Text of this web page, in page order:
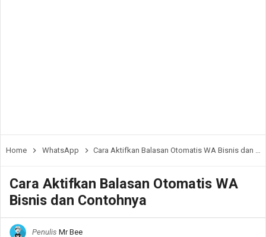
Home WhatsApp Cara Aktifkan Balasan Otomatis WA Bisnis dan Contohnya
Cara Aktifkan Balasan Otomatis WA
Bisnis dan Contohnya
Penulis Mr Bee